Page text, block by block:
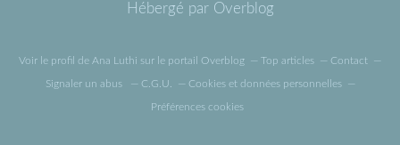
Hébergé par Overblog
Voir le profil de Ana Luthi sur le portail Overblog Top articles Contact
Signaler un abus C.G.U. Cookies et données personnelles
Préférences cookies